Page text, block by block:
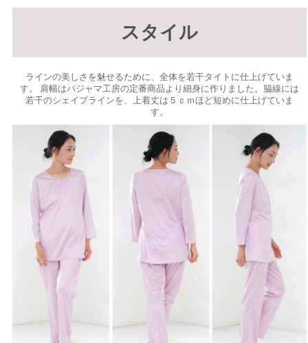
スタイル
ラインの美しさを魅せるために、全体を若干タイトに仕上げていま
す。 肩幅はパジャマ工房の定番商品より細身に作りました。脇線には
若干のシェイプラインを、上着丈は５ｃｍほど短めに仕上げていま
す。